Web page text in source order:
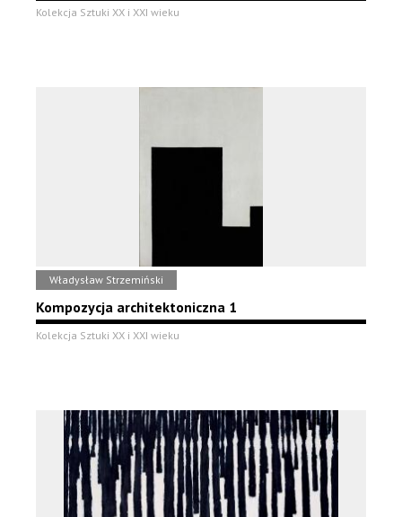
Kolekcja Sztuki XX i XXI wieku
Władysław Strzemiński
Kompozycja architektoniczna 1
Kolekcja Sztuki XX i XXI wieku